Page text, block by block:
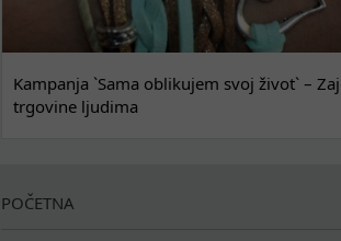
Kampanja `Sama oblikujem svoj život` –
trgovine ljudima
POČETNA